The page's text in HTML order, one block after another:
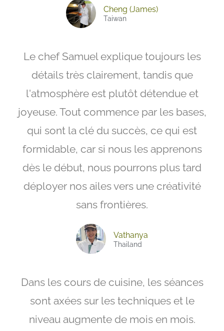
Cheng (James)
Taiwan
Le chef Samuel explique toujours les
détails très clairement, tandis que
l'atmosphère est plutôt détendue et
joyeuse. Tout commence par les bases,
qui sont la clé du succès, ce qui est
formidable, car si nous les apprenons
dès le début, nous pourrons plus tard
déployer nos ailes vers une créativité
sans frontières.
Vathanya
Thailand
Dans les cours de cuisine, les séances
sont axées sur les techniques et le
niveau augmente de mois en mois.